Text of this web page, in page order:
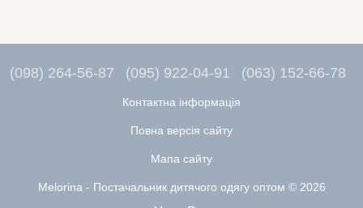
(098) 264-56-87 (095) 922-04-91 (063) 152-66-78
Контактна інформація
Повна версія сайту
Мапа сайту
Melorina - Постачальник дитячого одягу оптом © 2026